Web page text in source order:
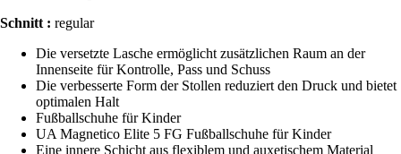
Schnitt : regular
Die versetzte Lasche ermöglicht zusätzlichen Raum an der
Innenseite für Kontrolle, Pass und Schuss
Die verbesserte Form der Stollen reduziert den Druck und bietet
optimalen Halt
Fußballschuhe für Kinder
UA Magnetico Elite 5 FG Fußballschuhe für Kinder
Eine innere Schicht aus flexiblem und auxetischem Material